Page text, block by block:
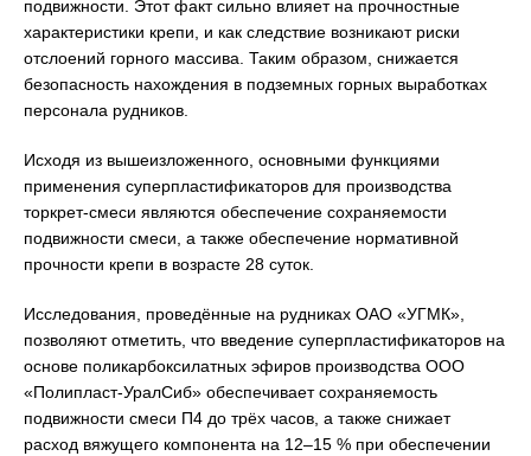
подвижности. Этот факт сильно влияет на прочностные
характеристики крепи, и как следствие возникают риски
отслоений горного массива. Таким образом, снижается
безопасность нахождения в подземных горных выработках
персонала рудников.
Исходя из вышеизложенного, основными функциями
применения суперпластификаторов для производства
торкрет-смеси являются обеспечение сохраняемости
подвижности смеси, а также обеспечение нормативной
прочности крепи в возрасте 28 суток.
Исследования, проведённые на рудниках ОАО «УГМК»,
позволяют отметить, что введение суперпластификаторов на
основе поликарбоксилатных эфиров производства ООО
«Полипласт-УралСиб» обеспечивает сохраняемость
подвижности смеси П4 до трёх часов, а также снижает
расход вяжущего компонента на 12–15 % при обеспечении